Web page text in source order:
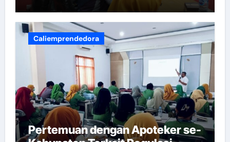
Caliemprendedora
Pertemuan dengan Apoteker se-